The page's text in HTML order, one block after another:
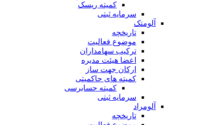
کمیته ریسک
سرمایه ثبتی
آلومتک
تاریخچه
موضوع فعالیت
ترکیب سهامداران
اعضا هیئت مدیره
ارکان جهت ساز
کمیته های حاکمیتی
کمیته حسابرسی
سرمایه ثبتی
آلومراد
تاریخچه